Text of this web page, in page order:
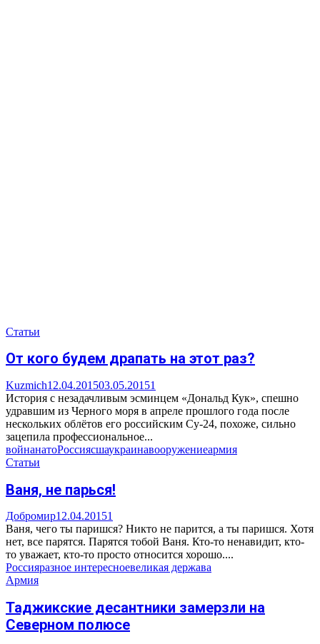
Статьи
От кого будем драпать на этот раз?
Kuzmich12.04.201503.05.20151
История с незадачливым эсминцем «Дональд Кук», спешно
удравшим из Черного моря в апреле прошлого года после
нескольких облётов его российским Су-24, похоже, сильно
зацепила профессиональное...
войнанатоРоссиясшаукраинавооружениеармия
Статьи
Ваня, не парься!
Добромир12.04.20151
Ваня, чего ты паришся? Никто не парится, а ты паришся. Хотя
нет, все парятся. Парятся тобой Ваня. Кто-то ненавидит, кто-
то уважает, кто-то просто относится хорошо....
Россияразное интересноевеликая держава
Армия
Таджикские десантники замерзли на
Северном полюсе